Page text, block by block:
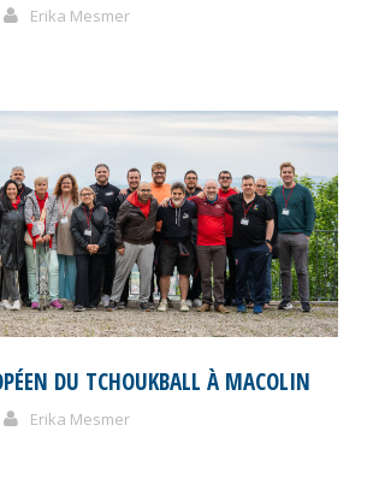
Erika Mesmer
DU TCHOUKBALL À MACOLIN
Erika Mesmer